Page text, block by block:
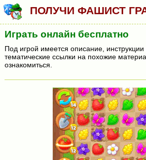
ПОЛУЧИ ФАШИСТ
Играть онлайн бесплатно
Под игрой имеется описание,
тематические ссылки на похожие
ознакомиться.